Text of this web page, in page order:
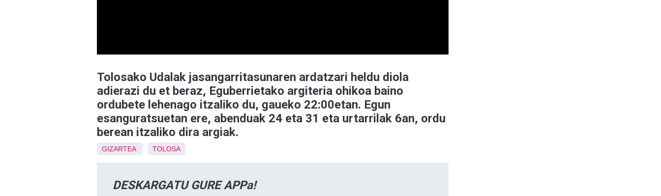
Tolosako Udalak jasangarritasunaren ardatzari heldu diola
adierazi du et beraz, Eguberrietako argiteria ohikoa baino
ordubete lehenago itzaliko du, gaueko 22:00etan. Egun
esanguratsuetan ere, abenduak 24 eta 31 eta urtarrilak 6an, ordu
berean itzaliko dira argiak.
GIZARTEA TOLOSA
DESKARGATU GURE APPa!